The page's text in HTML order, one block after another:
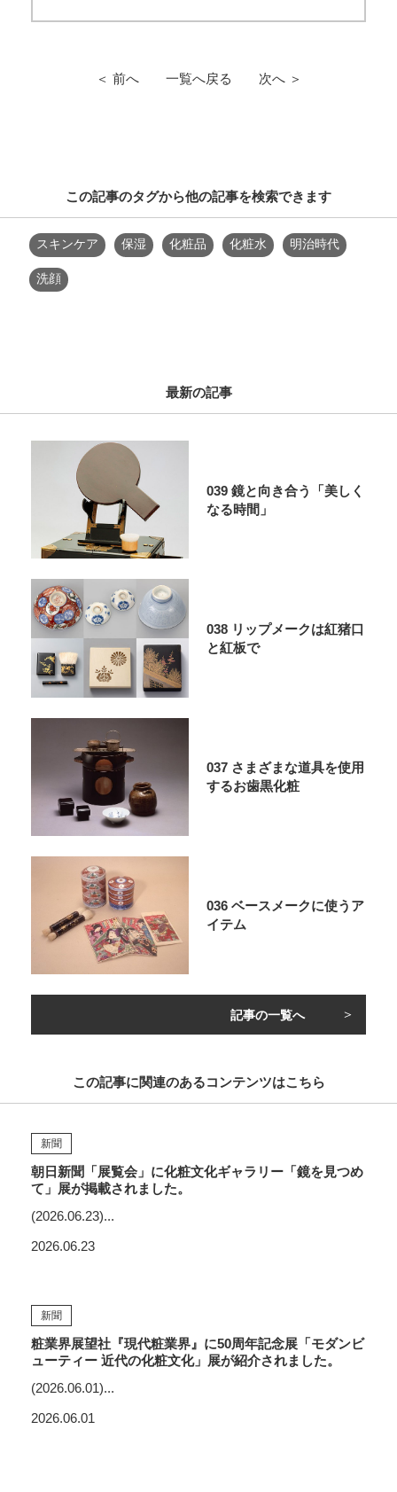
＜ 前へ 一覧へ戻る 次へ ＞
この記事のタグから他の記事を検索できます
スキンケア 保湿 化粧品 化粧水 明治時代
洗顔
最新の記事
039 鏡と向き合う「美しく
なる時間」
038 リップメークは紅猪口
と紅板で
037 さまざまな道具を使用
するお歯黒化粧
036 ベースメークに使うア
イテム
記事の一覧へ
この記事に関連のあるコンテンツはこちら
新聞
朝日新聞「展覧会」に化粧文化ギャラリー「鏡を見つめ
て」展が掲載されました。
(2026.06.23)...
2026.06.23
新聞
粧業界展望社『現代粧業界』に50周年記念展「モダンビ
ューティー 近代の化粧文化」展が紹介されました。
(2026.06.01)...
2026.06.01